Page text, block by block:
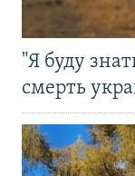
"Я буду
смерть